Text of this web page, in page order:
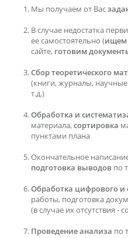
Мы получаем от Вас
В случае недостатка
ее самостоятельно (ищем
сайте, готовим
Сбор теоретического
(книги, журналы,
т.д.)
Обработка и
материала,сортировка
пунктами плана
Окончательное
подготовка выводов по
Обработка цифрового и
работы, подготовка
(в случае их отсутствия -
Проведение анализа по